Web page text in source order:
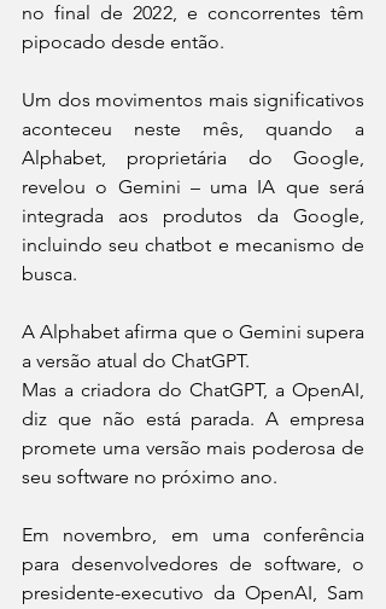
no final de 2022, e concorrentes têm
pipocado desde então.
Um dos movimentos mais significativos
aconteceu neste mês, quando a
Alphabet, proprietária do Google,
revelou o Gemini – uma IA que será
integrada aos produtos da Google,
incluindo seu chatbot e mecanismo de
busca.
A Alphabet afirma que o Gemini supera
a versão atual do ChatGPT.
Mas a criadora do ChatGPT, a OpenAI,
diz que não está parada. A empresa
promete uma versão mais poderosa de
seu software no próximo ano.
Em novembro, em uma conferência
para desenvolvedores de software, o
presidente-executivo da OpenAI, Sam